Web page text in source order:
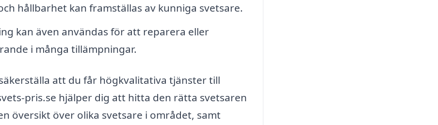
hållbarhet kan framställas av kunniga svetsare.
kan även användas för att reparera eller
i många tillämpningar.
att du får högkvalitativa tjänster till
pris.se hjälper dig att hitta den rätta svetsaren
översikt över olika svetsare i området, samt